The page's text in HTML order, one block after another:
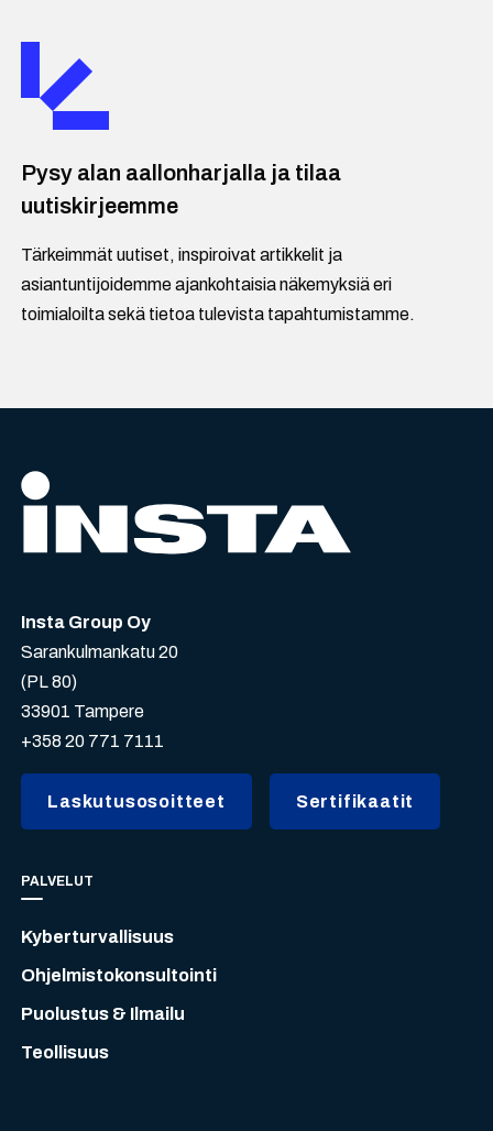
Pysy alan aallonharjalla ja tilaa
uutiskirjeemme
Tärkeimmät uutiset, inspiroivat artikkelit ja
asiantuntijoidemme ajankohtaisia näkemyksiä eri
toimialoilta sekä tietoa tulevista tapahtumistamme.
Insta Group Oy
Sarankulmankatu 20
(PL 80)
33901 Tampere
+358 20 771 7111
Laskutusosoitteet Sertifikaatit
PALVELUT
Kyberturvallisuus
Ohjelmistokonsultointi
Puolustus & Ilmailu
Teollisuus